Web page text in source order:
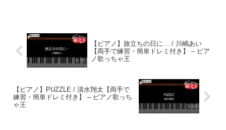
【ピアノ】旅立ちの日に… / 川嶋あい
【両手で練習・簡単ドレミ付き】 – ピア
ノ歌っちゃ王
【ピアノ】PUZZLE / 清水翔太【両手で
練習・簡単ドレミ付き】 – ピアノ歌っち
ゃ王